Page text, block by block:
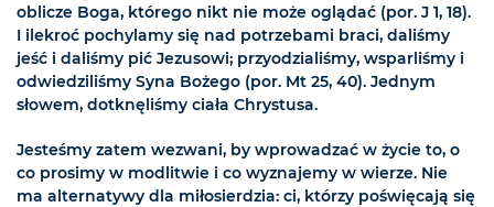
oblicze Boga, którego nikt nie może oglądać (por. J 1, 18).
I ilekroć pochylamy się nad potrzebami braci, daliśmy
jeść i daliśmy pić Jezusowi; przyodzialiśmy, wsparliśmy i
odwiedziliśmy Syna Bożego (por. Mt 25, 40). Jednym
słowem, dotknęliśmy ciała Chrystusa.
Jesteśmy zatem wezwani, by wprowadzać w życie to, o
co prosimy w modlitwie i co wyznajemy w wierze. Nie
ma alternatywy dla miłosierdzia: ci, którzy poświęcają się